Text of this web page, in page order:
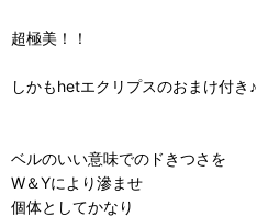
超極美！！
しかもhetエクリプスのおまけ付き♪
ベルのいい意味でのドきつさを
W＆Yにより滲ませ
個体としてかなり